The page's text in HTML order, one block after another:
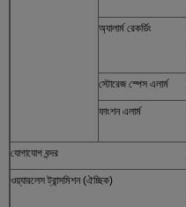
অ্যালার্ম রেকর্ডিং
স্টোরেজ স্পেস এলার্ম
ফাংশন এলার্ম
যোগাযোগ বন্দর
ওয়্যারলেস ট্রান্সমিশন (ঐচ্ছিক)